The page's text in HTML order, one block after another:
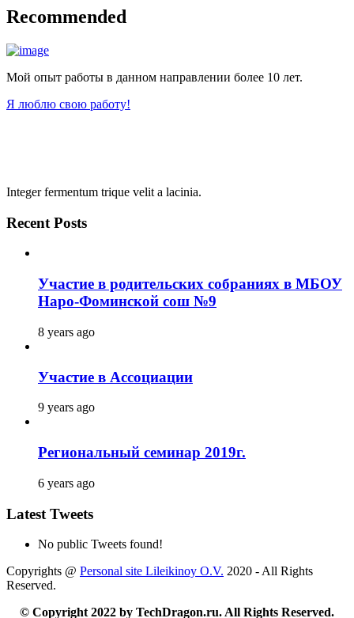
Recommended
Мой опыт работы в данном направлении более 10 лет.
Я люблю свою работу!
Integer fermentum trique velit a lacinia.
Recent Posts
Участие в родительских собраниях в МБОУ
Наро-Фоминской сош №9
8 years ago
Участие в Ассоциации
9 years ago
Региональный семинар 2019г.
6 years ago
Latest Tweets
No public Tweets found!
Copyrights @ Personal site Lileikinoy O.V. 2020 - All Rights
Reserved.
© Copyright 2022 by TechDragon.ru. All Rights Reserved.